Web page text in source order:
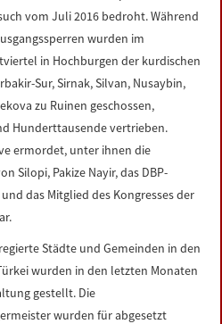
vom Juli 2016 bedroht. Während
wurden im
in Hochburgen der kurdischen
Sur, Sirnak, Silvan, Nusaybin,
zu Ruinen geschossen,
Hunderttausende vertrieben.
ermordet, unter ihnen die
Silopi, Pakize Nayir, das DBP-
das Mitglied des Kongresses der
Städte und Gemeinden in den
wurden in den letzten Monaten
gestellt. Die
wurden für abgesetzt